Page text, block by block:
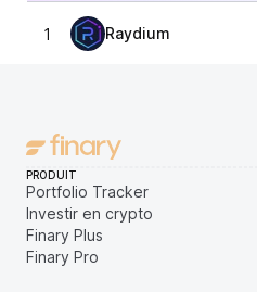
1 Raydium
PRODUIT
Portfolio Tracker
Investir en crypto
Finary Plus
Finary Pro